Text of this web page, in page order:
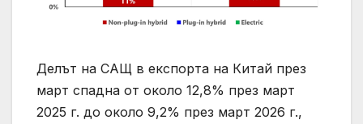
Делът на САЩ в експорта на Китай през
март спадна от около 12,8% през март
2025 г. до около 9,2% през март 2026 г.,